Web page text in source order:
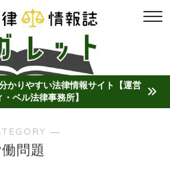
かりやすい法律情報サイト【運営
ベル法律事務所】
―
問題